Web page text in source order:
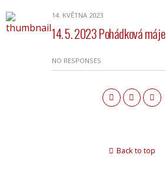
14. KVĚTNA 2023
14. 5. 2023 Pohádková máje
NO RESPONSES
Back to top